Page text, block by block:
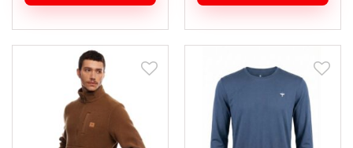
זה
יש
סוגים.
לבחור
האפשרויות
זה
יש
סוגים.
האפשרויות